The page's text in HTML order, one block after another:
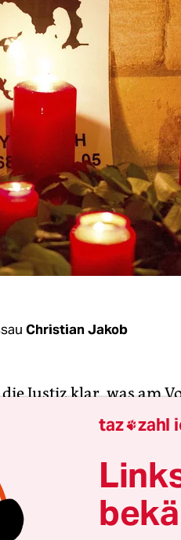
Christian Jakob
Justiz klar, was am
Polizeireviers in
Nummer 5 in
ein Feuerzeug aus
Durchsuchung
angekettet war,
und zündete
taz zahl